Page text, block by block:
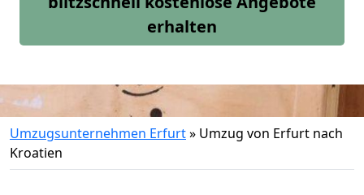
erhalten
Umzugsunternehmen Erfurt» Umzug von Erfurt nach
Kroatien